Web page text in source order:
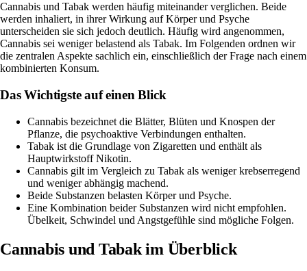
Cannabis und Tabak werden häufig miteinander verglichen. Beide
werden inhaliert, in ihrer Wirkung auf Körper und Psyche
unterscheiden sie sich jedoch deutlich. Häufig wird angenommen,
Cannabis sei weniger belastend als Tabak. Im Folgenden ordnen wir
die zentralen Aspekte sachlich ein, einschließlich der Frage nach einem
kombinierten Konsum.
Das Wichtigste auf einen Blick
Cannabis bezeichnet die Blätter, Blüten und Knospen der
Pflanze, die psychoaktive Verbindungen enthalten.
Tabak ist die Grundlage von Zigaretten und enthält als
Hauptwirkstoff Nikotin.
Cannabis gilt im Vergleich zu Tabak als weniger krebserregend
und weniger abhängig machend.
Beide Substanzen belasten Körper und Psyche.
Eine Kombination beider Substanzen wird nicht empfohlen.
Übelkeit, Schwindel und Angstgefühle sind mögliche Folgen.
Cannabis und Tabak im Überblick